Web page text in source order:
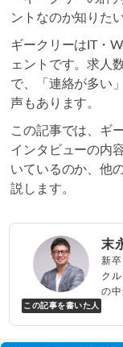
ントなのか知りた
ギークリーはIT・
ェントです。求人
で、「連絡が多い
声もあります。
この記事では、ギ
インタビューの内
いているのか、他
説します。
この記事を書いた人
末
新
ク
の